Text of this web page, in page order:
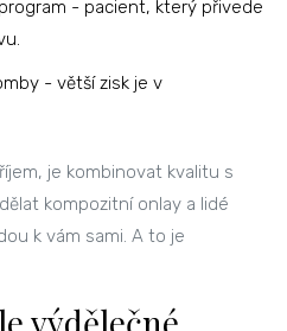
- pacient, který přivede
- větší zisk je v
je kombinovat kvalitu s
kompozitní onlay a lidé
k vám sami. A to je